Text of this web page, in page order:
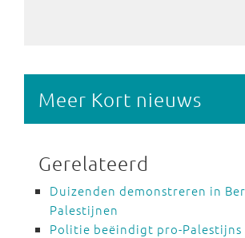
Meer Kort nieuws
Gerelateerd
Duizenden demonstreren in
Palestijnen
Politie beëindigt pro-